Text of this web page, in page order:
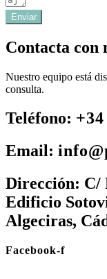
Enviar
Contacta con
Nuestro equipo está
consulta.
Teléfono:
Email:
Dirección: C/
Edificio
Algeciras,
Facebook-f